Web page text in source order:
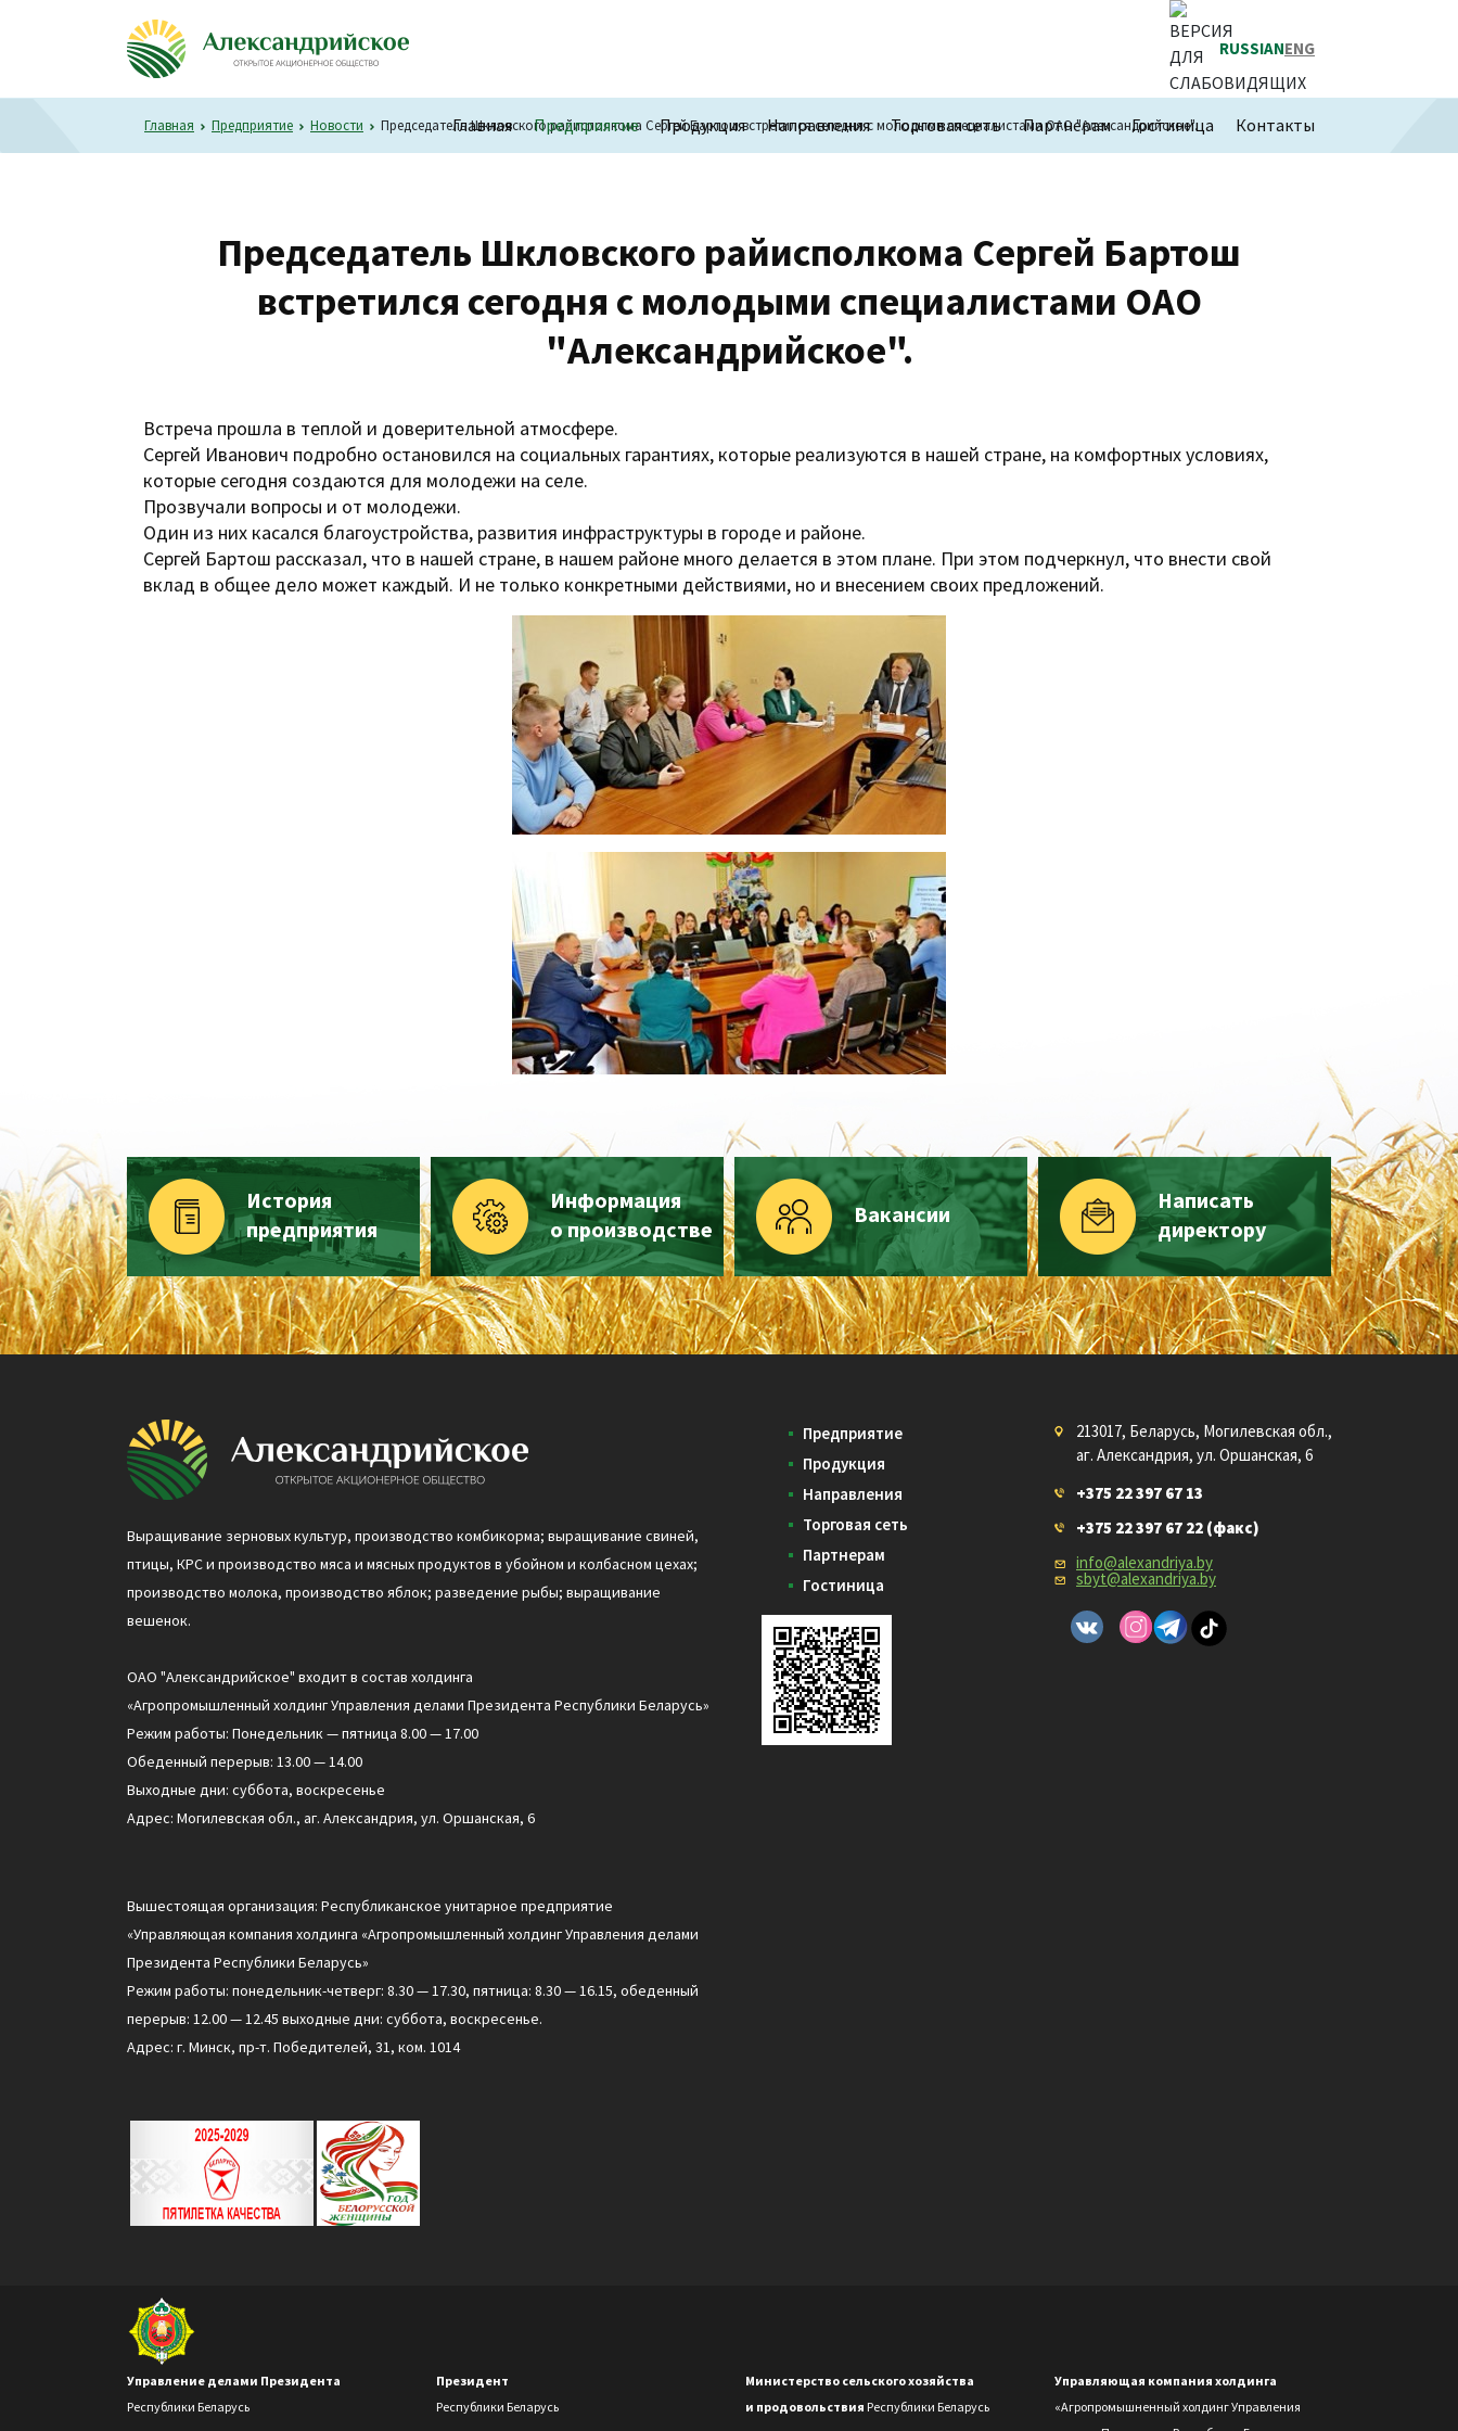
RUSSIANENG
Главная Предприятие Продукция Направления Торговая сеть Партнерам Гостиница Контакты
Главная Предприятие Новости Председатель Шкловского райисполкома Сергей Бартош встретился сегодня с молодыми специалистами ОАО "Александрийское".
Председатель Шкловского райисполкома Сергей Бартош
встретился сегодня с молодыми специалистами ОАО
"Александрийское".
Встреча прошла в теплой и доверительной атмосфере.
Сергей Иванович подробно остановился на социальных гарантиях, которые реализуются в нашей стране, на комфортных условиях,
которые сегодня создаются для молодежи на селе.
Прозвучали вопросы и от молодежи.
Один из них касался благоустройства, развития инфраструктуры в городе и районе.
Сергей Бартош рассказал, что в нашей стране, в нашем районе много делается в этом плане. При этом подчеркнул, что внести свой
вклад в общее дело может каждый. И не только конкретными действиями, но и внесением своих предложений.
История
предприятия
Информация
о производстве
Вакансии
Написать
директору
Выращивание зерновых культур, производство комбикорма; выращивание свиней,
птицы, КРС и производство мяса и мясных продуктов в убойном и колбасном цехах;
производство молока, производство яблок; разведение рыбы; выращивание
вешенок.
ОАО "Александрийское" входит в состав холдинга
«Агропромышленный холдинг Управления делами Президента Республики Беларусь»
Режим работы: Понедельник — пятница 8.00 — 17.00
Обеденный перерыв: 13.00 — 14.00
Выходные дни: суббота, воскресенье
Адрес: Могилевская обл., аг. Александрия, ул. Оршанская, 6
Вышестоящая организация: Республиканское унитарное предприятие
«Управляющая компания холдинга «Агропромышленный холдинг Управления делами
Президента Республики Беларусь»
Режим работы: понедельник-четверг: 8.30 — 17.30, пятница: 8.30 — 16.15, обеденный
перерыв: 12.00 — 12.45 выходные дни: суббота, воскресенье.
Адрес: г. Минск, пр-т. Победителей, 31, ком. 1014
Предприятие
Продукция
Направления
Торговая сеть
Партнерам
Гостиница
213017, Беларусь, Могилевская обл.,
аг. Александрия, ул. Оршанская, 6
+375 22 397 67 13
+375 22 397 67 22 (факс)
info@alexandriya.by
sbyt@alexandriya.by
Управление делами Президента
Республики Беларусь
Президент
Республики Беларусь
Министерство сельского хозяйства
и продовольствия Республики Беларусь
Управляющая компания холдинга
«Агропромышненный холдинг Управления